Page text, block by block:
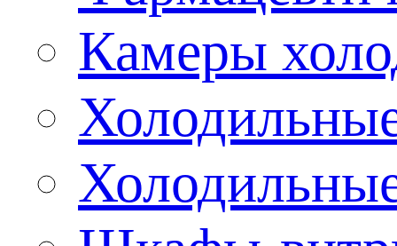
Камеры